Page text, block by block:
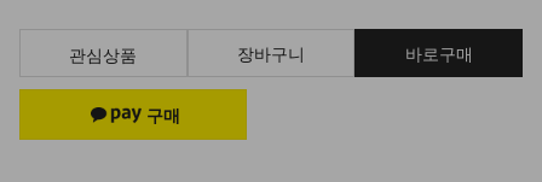
관심상품 장바구니 바로구매